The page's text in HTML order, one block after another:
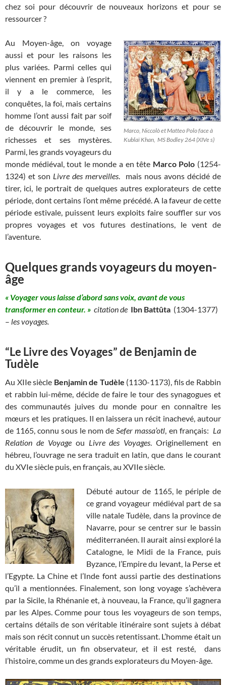
chez soi pour découvrir de nouveaux horizons et pour se
ressourcer ?
Marco, Niccolò et Matteo Polo face à
Kublaï Khan, MS Bodley 264 (XIVe s)
Au Moyen-âge, on voyage
aussi et pour les raisons les
plus variées. Parmi celles qui
viennent en premier à l’esprit,
il y a le commerce, les
conquêtes, la foi, mais certains
homme l’ont aussi fait par soif
de découvrir le monde, ses
richesses et ses mystères.
Parmi, les grands voyageurs du
monde médiéval, tout le monde a en tête Marco Polo (1254-
1324) et son Livre des merveilles. mais nous avons décidé de
tirer, ici, le portrait de quelques autres explorateurs de cette
période, dont certains l’ont même précédé. A la faveur de cette
période estivale, puissent leurs exploits faire souffler sur vos
propres voyages et vos futures destinations, le vent de
l’aventure.
Quelques grands voyageurs du moyen-
âge
« Voyager vous laisse d’abord sans voix, avant de vous
transformer en conteur. » citation de Ibn Battûta (1304-1377)
– les voyages.
“Le Livre des Voyages” de Benjamin de
Tudèle
Au XIIe siècle Benjamin de Tudèle (1130-1173), fils de Rabbin
et rabbin lui-même, décide de faire le tour des synagogues et
des communautés juives du monde pour en connaître les
mœurs et les pratiques. Il en laissera un récit inachevé, autour
de 1165, connu sous le nom deSefer massa’otl, en français: La
Relation de Voyageou Livre des Voyages. Originellement en
hébreu, l’ouvrage ne sera traduit en latin, que dans le courant
du XVIe siècle puis, en français, au XVIIe siècle.
Débuté autour de 1165, le périple de
ce grand voyageur médiéval part de sa
ville natale Tudèle, dans la province de
Navarre, pour se centrer sur le bassin
méditerranéen. Il aurait ainsi exploré la
Catalogne, le Midi de la France, puis
Byzance, l’Empire du levant, la Perse et
l’Egypte. La Chine et l’Inde font aussi partie des destinations
qu’il a mentionnées. Finalement, son long voyage s’achèvera
par la Sicile, la Rhénanie et, à nouveau, la France, qu’il gagnera
par les Alpes. Comme pour tous les voyageurs de son temps,
certains détails de son véritable itinéraire sont sujets à débat
mais son récit connut un succès retentissant. L’homme était un
véritable érudit, un fin observateur, et il est resté, dans
l’histoire, comme un des grands explorateurs du Moyen-âge.